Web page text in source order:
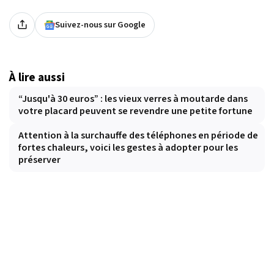
Suivez-nous sur Google
À lire aussi
“Jusqu'à 30 euros” : les vieux verres à moutarde dans
votre placard peuvent se revendre une petite fortune
Attention à la surchauffe des téléphones en période de
fortes chaleurs, voici les gestes à adopter pour les
préserver